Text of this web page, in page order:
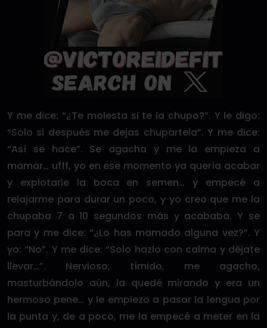
Y me dice: “¿Te molesta si te la chupo?”. Y le digo:
“Solo si después me dejas chupartela”. Y me dice:
“Así se hace”. Se agacha y me la empieza a
mamar… ufff, yo en ese momento ya quería acabar
y explotarle la boca en semen… y empecé a
relajarme para durar un poco, y yo creo que me la
chupaba 7 a 10 segundos más y acababa. Y se
para y me dice: “¿Lo has mamado alguna vez?”. Y
yo: “No”. Y me dice: “Solo hazlo con calma y déjate
llevar…”. Nervioso, tímido, me agacho,
masturbándolo aún, la quedé mirando y era un
hermoso pene… y le empiezo a pasar la lengua por
la punta y, de a poco, me la empecé a meter en la